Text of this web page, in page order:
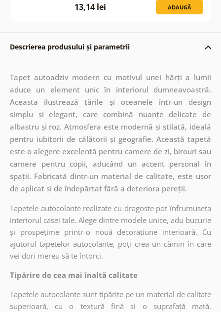
13,14 lei ADAUGĂ
Descrierea produsului și parametrii
Tapet autoadziv modern cu motivul unei hărți a lumii
aduce un element unic în interiorul dumneavoastră.
Aceasta ilustrează țările și oceanele într-un design
simplu și elegant, care combină nuanțe delicate de
albastru și roz. Atmosfera este modernă și stilată, ideală
pentru iubitorii de călătorii și geografie. Această tapetă
este o alegere excelentă pentru camere de zi, birouri sau
camere pentru copii, aducând un accent personal în
spații. Fabricată dintr-un material de calitate, este ușor
de aplicat și de îndepărtat fără a deteriora pereții.
Tapetele autocolante realizate cu dragoste pot înfrumuseța
interiorul casei tale. Alege dintre modele unice, adu bucurie
și prospețime printr-o nouă decorațiune interioară. Cu
ajutorul tapetelor autocolante, poți crea un cămin în care
vei dori mereu să te întorci.
Tipărire de cea mai înaltă calitate
Tapetele autocolante sunt tipărite pe un material de calitate
superioară, cu o textură fină și o suprafață mată.